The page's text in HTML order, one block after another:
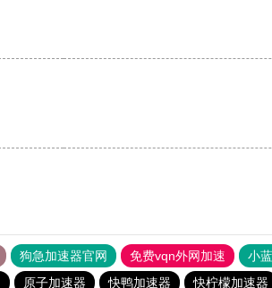
狗急加速器官网 免费vqn外网加速 小
原子加速器 快鸭加速器 快柠檬加速器